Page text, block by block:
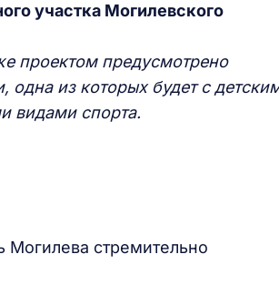
участка Могилевского
проектом предусмотрено
из которых будет с
видами спорта.
Могилева стремительно